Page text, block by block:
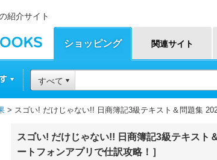
紹介サイト
マイナビBOOKS
ショッピング 関連サイト
すべて
> スゴい! だけじゃない!! 日商簿記3級テキスト＆問題集
スゴい! だけじゃない!! 日商簿記3級テキスト
ートフォンアプリで仕訳攻略！］